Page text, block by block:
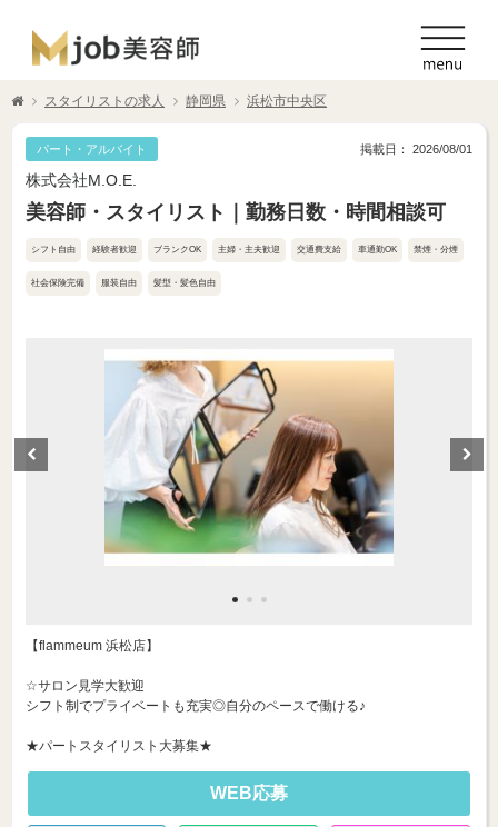
スタイリストの求人 静岡県 浜松市中央区
パート・アルバイト 掲載日： 2026/08/01
株式会社M.O.E.
美容師・スタイリスト｜勤務日数・時間相談可
シフト自由 経験者歓迎 ブランクOK 主婦・主夫歓迎 交通費支給 車通勤OK 禁煙・分煙
社会保険完備 服装自由 髪型・髪色自由
【flammeum 浜松店】
☆サロン見学大歓迎
シフト制でプライベートも充実◎自分のペースで働ける♪
★パートスタイリスト大募集★
WEB応募